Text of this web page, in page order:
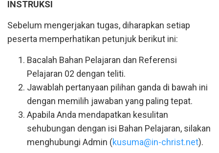
INSTRUKSI
Sebelum mengerjakan tugas, diharapkan setiap
peserta memperhatikan petunjuk berikut ini:
Bacalah Bahan Pelajaran dan Referensi
Pelajaran 02 dengan teliti.
Jawablah pertanyaan pilihan ganda di bawah ini
dengan memilih jawaban yang paling tepat.
Apabila Anda mendapatkan kesulitan
sehubungan dengan isi Bahan Pelajaran, silakan
menghubungi Admin (kusuma@in-christ.net).